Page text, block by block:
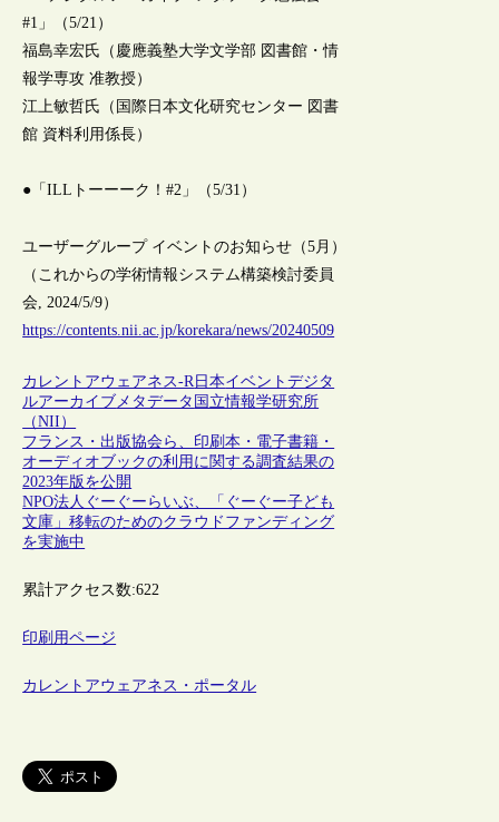
#1」（5/21）
福島幸宏氏（慶應義塾大学文学部 図書館・情
報学専攻 准教授）
江上敏哲氏（国際日本文化研究センター 図書
館 資料利用係長）
●「ILLトーーーク！#2」（5/31）
ユーザーグループ イベントのお知らせ（5月）
（これからの学術情報システム構築検討委員
会, 2024/5/9）
https://contents.nii.ac.jp/korekara/news/20240509
カレントアウェアネス-R 日本イベントデジタ
ルアーカイブ メタデータ 国立情報学研究所
（NII）
フランス・出版協会ら、印刷本・電子書籍・
オーディオブックの利用に関する調査結果の
2023年版を公開
NPO法人ぐーぐーらいぶ、「ぐーぐー子ども
文庫」移転のためのクラウドファンディング
を実施中
累計アクセス数:622
印刷用ページ
カレントアウェアネス・ポータル